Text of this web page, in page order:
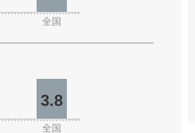
全国
3.8
全国